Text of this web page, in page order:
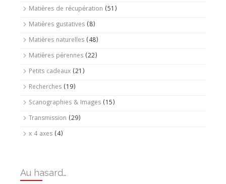
Matières de récupération (51)
Matières gustatives (8)
Matières naturelles (48)
Matières pérennes (22)
Petits cadeaux (21)
Recherches (19)
Scanographies & Images (15)
Transmission (29)
x 4 axes (4)
Au hasard…